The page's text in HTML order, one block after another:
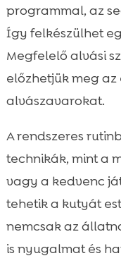
programmal, az
Így felkészülhet
Megfelelő alvási
előzhetjük meg
alvászavarokat.
A rendszeres
technikák, mint a
vagy a kedvenc
tehetik a kutyát
nemcsak az
is nyugalmat és